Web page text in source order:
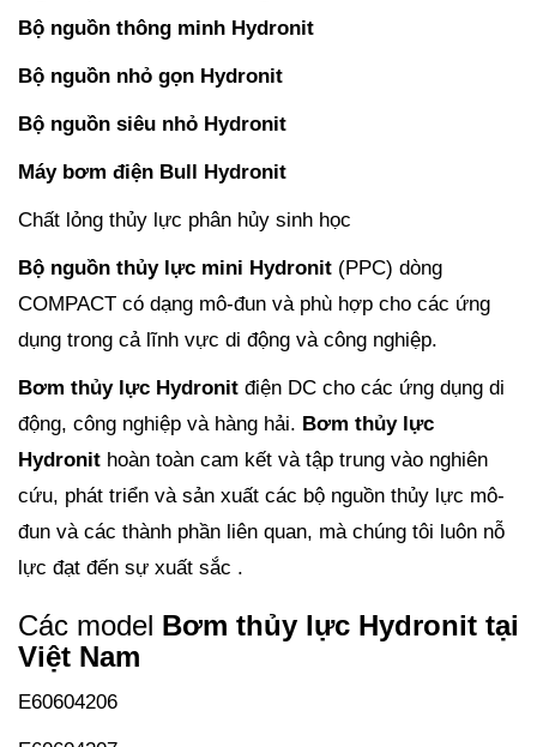
Bộ nguồn thông minh Hydronit
Bộ nguồn nhỏ gọn Hydronit
Bộ nguồn siêu nhỏ Hydronit
Máy bơm điện Bull Hydronit
Chất lỏng thủy lực phân hủy sinh học
Bộ nguồn thủy lực mini Hydronit (PPC) dòng
COMPACT có dạng mô-đun và phù hợp cho các ứng
dụng trong cả lĩnh vực di động và công nghiệp.
Bơm thủy lực Hydronit điện DC cho các ứng dụng di
động, công nghiệp và hàng hải. Bơm thủy lực
Hydronit hoàn toàn cam kết và tập trung vào nghiên
cứu, phát triển và sản xuất các bộ nguồn thủy lực mô-
đun và các thành phần liên quan, mà chúng tôi luôn nỗ
lực đạt đến sự xuất sắc .
Các model Bơm thủy lực Hydronit tại
Việt Nam
E60604206